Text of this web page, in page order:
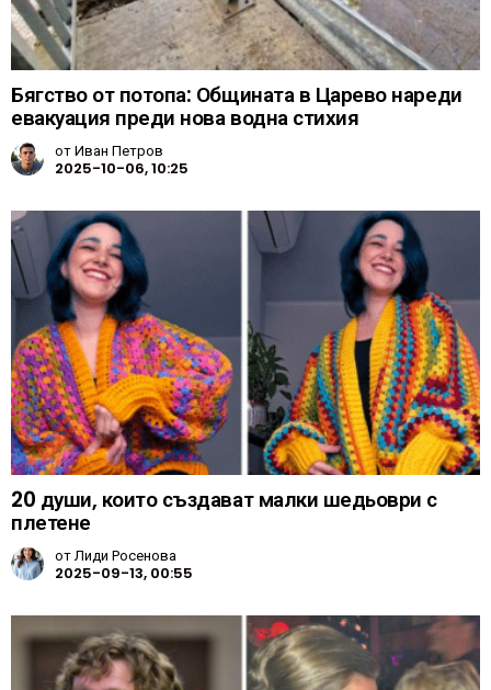
Бягство от потопа: Общината в Царево нареди
евакуация преди нова водна стихия
отИван Петров
2025-10-06, 10:25
20 души, които създават малки шедьоври с
плетене
отЛиди Росенова
2025-09-13, 00:55